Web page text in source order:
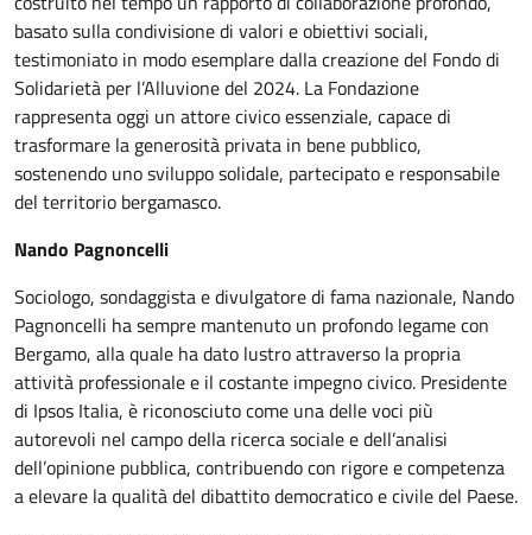
basato sulla condivisione di valori e obiettivi sociali,
testimoniato in modo esemplare dalla creazione del Fondo di
Solidarietà per l’Alluvione del 2024. La Fondazione
rappresenta oggi un attore civico essenziale, capace di
trasformare la generosità privata in bene pubblico,
sostenendo uno sviluppo solidale, partecipato e responsabile
del territorio bergamasco.
Nando Pagnoncelli
Sociologo, sondaggista e divulgatore di fama nazionale, Nando
Pagnoncelli ha sempre mantenuto un profondo legame con
Bergamo, alla quale ha dato lustro attraverso la propria
attività professionale e il costante impegno civico. Presidente
di Ipsos Italia, è riconosciuto come una delle voci più
autorevoli nel campo della ricerca sociale e dell’analisi
dell’opinione pubblica, contribuendo con rigore e competenza
a elevare la qualità del dibattito democratico e civile del Paese.